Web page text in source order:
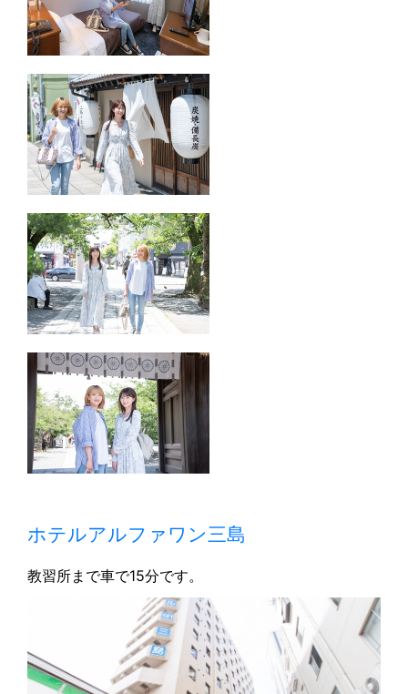
ホテルアルファワン三島
教習所まで車で15分です。